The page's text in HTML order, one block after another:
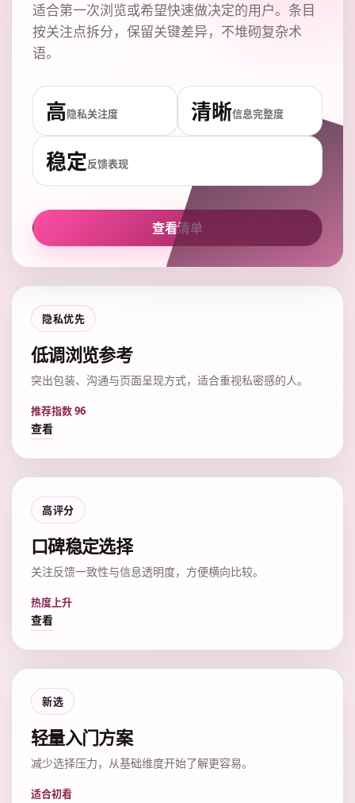
适合第一次浏览或希望快速做决定的用户。条目
按关注点拆分，保留关键差异，不堆砌复杂术
语。
高隐私关注度 清晰信息完整度
稳定反馈表现
查看清单
隐私优先
低调浏览参考
突出包装、沟通与页面呈现方式，适合重视私密感的人。
推荐指数 96
查看
高评分
口碑稳定选择
关注反馈一致性与信息透明度，方便横向比较。
热度上升
查看
新选
轻量入门方案
减少选择压力，从基础维度开始了解更容易。
适合初看